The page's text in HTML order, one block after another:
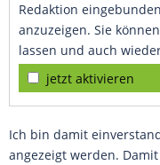
Redaktion
anzuzeigen. Sie
lassen und auch
jetzt aktivieren
Ich bin damit
angezeigt werden.